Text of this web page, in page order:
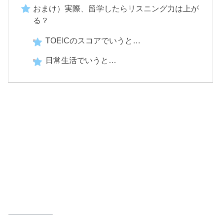
おまけ）実際、留学したらリスニング力は上が
る？
TOEICのスコアでいうと…
日常生活でいうと…